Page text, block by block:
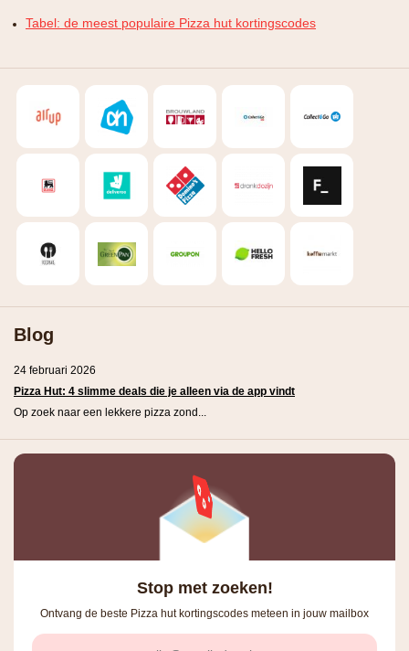
Tabel: de meest populaire Pizza hut kortingscodes
Blog
24 februari 2026
Pizza Hut: 4 slimme deals die je alleen via de app vindt
Op zoek naar een lekkere pizza zond...
Stop met zoeken!
Ontvang de beste Pizza hut kortingscodes meteen in jouw mailbox